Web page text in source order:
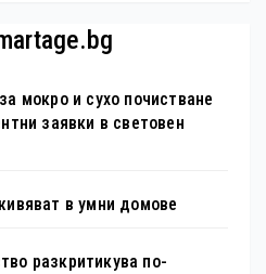
мокро и сухо почистване
заявки в световен
в умни домове
разкритикува по-